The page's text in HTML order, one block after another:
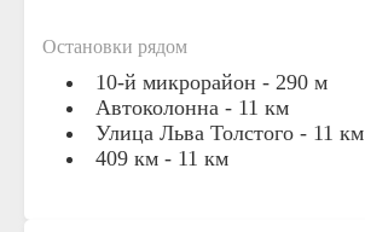
Остановки рядом
10-й микрорайон - 290 м
Автоколонна - 11 км
Улица Льва Толстого - 11 км
409 км - 11 км